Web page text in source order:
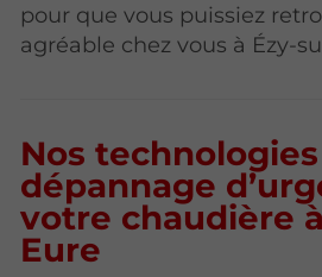
pour que vous puissiez
agréable chez vous à Ézy-
Nos
dépannage
votre chaudière
Eure